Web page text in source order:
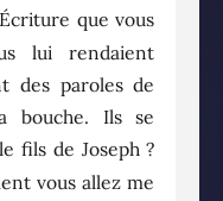
que vous
lui rendaient
des paroles de
bouche. Ils se
fils de Joseph ?
vous allez me